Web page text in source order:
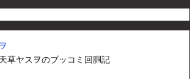
草ヤスヲのブッコミ回胴記